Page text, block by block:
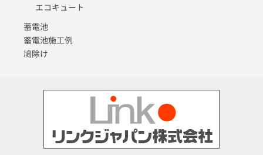
エコキュート
蓄電池
蓄電池施工例
鳩除け